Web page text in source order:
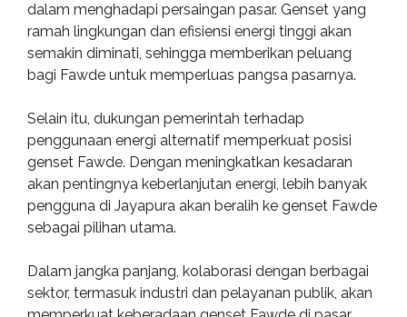
dalam menghadapi persaingan pasar. Genset yang
ramah lingkungan dan efisiensi energi tinggi akan
semakin diminati, sehingga memberikan peluang
bagi Fawde untuk memperluas pangsa pasarnya.
Selain itu, dukungan pemerintah terhadap
penggunaan energi alternatif memperkuat posisi
genset Fawde. Dengan meningkatkan kesadaran
akan pentingnya keberlanjutan energi, lebih banyak
pengguna di Jayapura akan beralih ke genset Fawde
sebagai pilihan utama.
Dalam jangka panjang, kolaborasi dengan berbagai
sektor, termasuk industri dan pelayanan publik, akan